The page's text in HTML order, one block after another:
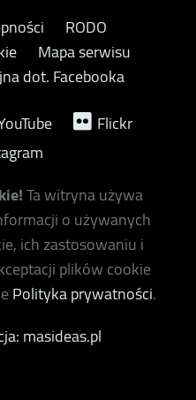
RODO
Mapa serwisu
dot. Facebooka
Flickr
Ta witryna używa
o używanych
ich zastosowaniu i
plików cookie
Polityka prywatności.
masideas.pl